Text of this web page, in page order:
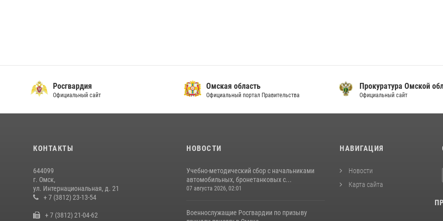
Росгвардия
Официальный сайт
Омская область
Официальный портал Правительства
Прокуратура Омской
Официальный сайт
КОНТАКТЫ
644099
г. Омск,
ул. Интернациональная, д. 21
+ 7 (3812) 23-13-54
+ 7 (3812) 21-04-62
НОВОСТИ
Учебно-методический сбор с начальниками
автомобильных, бронетанковых с...
07 августа 2026, 02:01
Военнослужащие Росгвардии по призыву
НАВИГАЦИЯ
Новости
Карта сайта